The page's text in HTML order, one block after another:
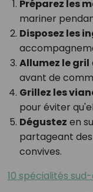
Préparez les
mariner
Disposez les
Allumez le gril
avant de
Grillez les
pour éviter
Dégustez en
partageant
convives.
10 spécialités